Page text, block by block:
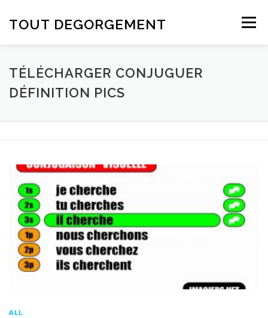
TOUT DEGORGEMENT Menu
TÉLÉCHARGER CONJUGUER
DÉFINITION PICS
ALL